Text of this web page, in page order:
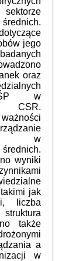
jego
oraz
w
CSR.
w
wyniki
jak
liczba
także
a
w